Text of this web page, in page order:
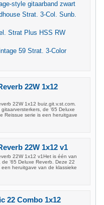
style gitaarband zwart
Strat. 3-Col. Sunb.
Strat Plus HSS RW
59 Strat. 3-Color
22W 1x12
22W 1x12 buiz.git.v.st.com.
de ’65 Deluxe
Reissue serie is een heruitgave
22W 1x12 v1
22W 1x12 v1Het is één van
’65 Deluxe Reverb. Deze 22
heruitgave van de klassieke
22 Combo 1x12